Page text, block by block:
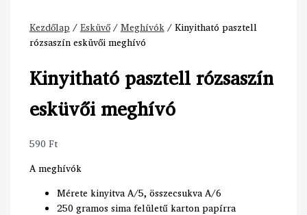
Kezdőlap /Esküvő/Meghívók/ Kinyitható pasztell
rózsaszín esküvői meghívó
Kinyitható pasztell rózsaszín
esküvői meghívó
590 Ft
A meghívók
Mérete kinyitva A/5, összecsukva A/6
250 gramos sima felületű karton papírra